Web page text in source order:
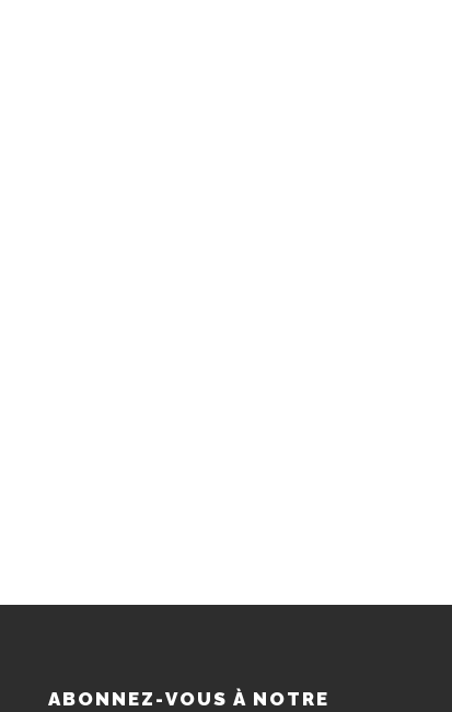
ABONNEZ-VOUS À NOTRE